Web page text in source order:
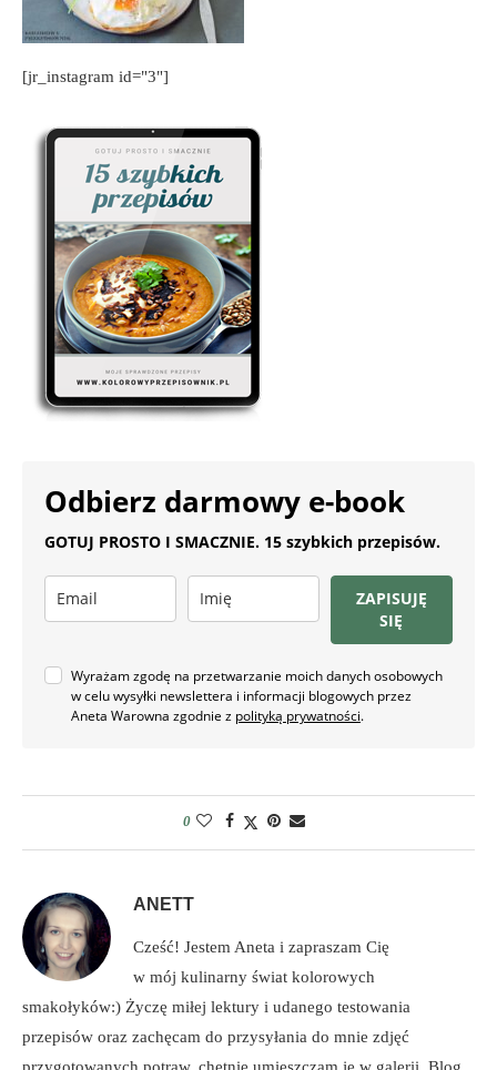
[jr_instagram id="3"]
Odbierz darmowy e-book
GOTUJ PROSTO I SMACZNIE. 15 szybkich przepisów.
ZAPISUJĘ
SIĘ
Wyrażam zgodę na przetwarzanie moich danych osobowych
w celu wysyłki newslettera i informacji blogowych przez
Aneta Warowna zgodnie z polityką prywatności.
0
ANETT
Cześć! Jestem Aneta i zapraszam Cię
w mój kulinarny świat kolorowych
smakołyków:) Życzę miłej lektury i udanego testowania
przepisów oraz zachęcam do przysyłania do mnie zdjęć